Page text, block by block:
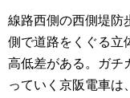
線路西側の西側堤防
側で道路をくぐる立
高低差がある。ガチ
っていく京阪電車は